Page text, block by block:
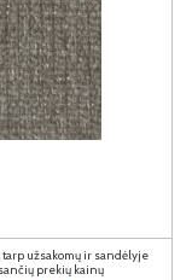
užsakomų ir sandėlyje
prekių kainų